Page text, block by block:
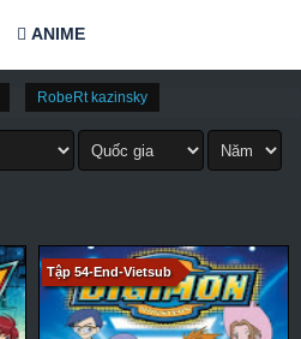
ANIME
RobeRt kazinsky
Tập 54-End-Vietsub